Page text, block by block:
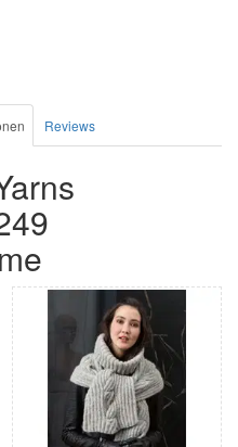
Reviews